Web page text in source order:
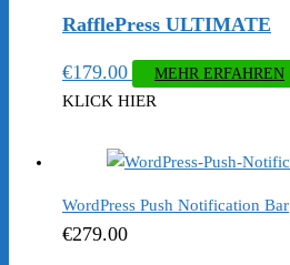
RafflePress ULTIMATE
€179.00 MEHR ERFAHREN
KLICK HIER
WordPress Push Notification Bar
€279.00